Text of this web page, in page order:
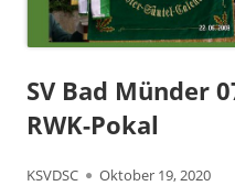
SV Bad Münder
RWK-Pokal
Autor
KSVDSC
Veröffentlicht
Oktober 19, 2020